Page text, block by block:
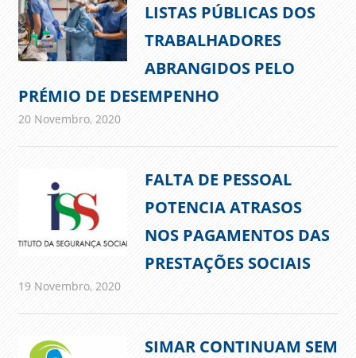
LISTAS PÚBLICAS DOS
TRABALHADORES
ABRANGIDOS PELO
PRÉMIO DE DESEMPENHO
20 Novembro, 2020admin
Comunicados
FALTA DE PESSOAL
POTENCIA ATRASOS
NOS PAGAMENTOS DAS
PRESTAÇÕES SOCIAIS
19 Novembro, 2020admin
Comunicados
SIMAR CONTINUAM SEM